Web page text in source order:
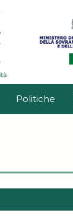
Politiche